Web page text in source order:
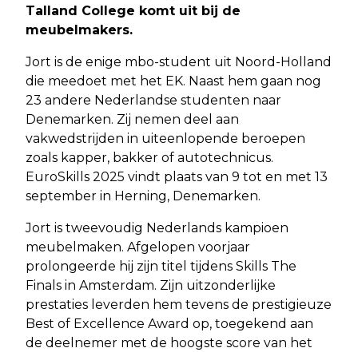
Talland College komt uit bij de
meubelmakers.
Jort is de enige mbo-student uit Noord-Holland
die meedoet met het EK. Naast hem gaan nog
23 andere Nederlandse studenten naar
Denemarken. Zij nemen deel aan
vakwedstrijden in uiteenlopende beroepen
zoals kapper, bakker of autotechnicus.
EuroSkills 2025 vindt plaats van 9 tot en met 13
september in Herning, Denemarken.
Jort is tweevoudig Nederlands kampioen
meubelmaken. Afgelopen voorjaar
prolongeerde hij zijn titel tijdens Skills The
Finals in Amsterdam. Zijn uitzonderlijke
prestaties leverden hem tevens de prestigieuze
Best of Excellence Award op, toegekend aan
de deelnemer met de hoogste score van het